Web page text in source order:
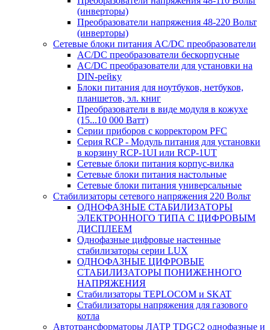
(инверторы)
Преобразователи напряжения 48-220 Вольт
(инверторы)
Сетевые блоки питания AC/DC преобразователи
AC/DC преобразователи бескорпусные
AC/DC преобразователи для установки на
DIN-рейку
Блоки питания для ноутбуков, нетбуков,
планшетов, эл. книг
Преобразователи в виде модуля в кожухе
(15...10 000 Ватт)
Серии приборов с корректором PFC
Серия RCP - Модуль питания для установки
в корзину RCP-1UI или RCP-1UT
Сетевые блоки питания корпус-вилка
Сетевые блоки питания настольные
Сетевые блоки питания универсальные
Стабилизаторы сетевого напряжения 220 Вольт
ОДНОФАЗНЫЕ СТАБИЛИЗАТОРЫ
ЭЛЕКТРОННОГО ТИПА С ЦИФРОВЫМ
ДИСПЛЕЕМ
Однофазные цифровые настенные
стабилизаторы серии LUX
ОДНОФАЗНЫЕ ЦИФРОВЫЕ
СТАБИЛИЗАТОРЫ ПОНИЖЕННОГО
НАПРЯЖЕНИЯ
Стабилизаторы TEPLOCOM и SKAT
Стабилизаторы напряжения для газового
котла
Автотрансформаторы ЛАТР TDGC2 однофазные и